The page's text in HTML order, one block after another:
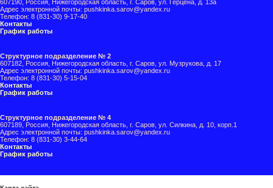
607190, Россия, Нижегородская область, г. Саров, ул. Герцена, д. 13а
Адрес электронной почты: pushkinka.sarov@yandex.ru
Телефон: 8 (831-30) 9-17-40
Контакты
График работы
Структурное подразделение № 2
607182, Россия, Нижегородская область, г. Саров, ул. Музрукова, д. 17
Адрес электронной почты: pushkinka.sarov@yandex.ru
Телефон: 8 (831-30) 5-15-04
Контакты
График работы
Структурное подразделение № 4
607189, Россия, Нижегородская область, г. Саров, ул. Силкина, д. 10, корп.1
Адрес электронной почты: pushkinka.sarov@yandex.ru
Телефон: 8 (831-30) 3-44-64
Контакты
График работы